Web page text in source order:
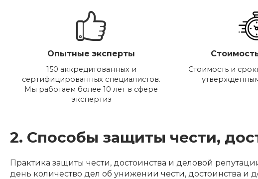
Опытные эксперты
150 аккредитованных и
сертифицированных специалистов.
Мы работаем более 10 лет в сфере
экспертиз
Стоимость и
2. Способы защиты чести,
Практика защиты чести, достоинства и деловой
день количество дел об унижении чести, достоинства и